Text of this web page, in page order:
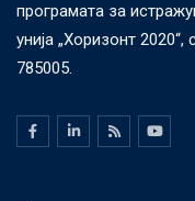
програмата за
унија „Хоризонт
785005.